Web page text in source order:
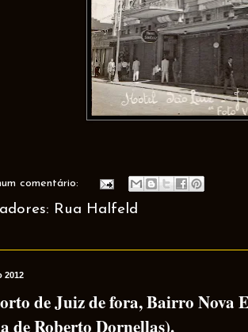
comentário:
Rua Halfeld
2012
de Juiz de fora, Bairro Nova
de Roberto Dornellas).